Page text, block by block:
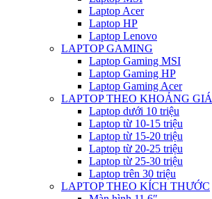
Laptop Acer
Laptop HP
Laptop Lenovo
LAPTOP GAMING
Laptop Gaming MSI
Laptop Gaming HP
Laptop Gaming Acer
LAPTOP THEO KHOẢNG GIÁ
Laptop dưới 10 triệu
Laptop từ 10-15 triệu
Laptop từ 15-20 triệu
Laptop từ 20-25 triệu
Laptop từ 25-30 triệu
Laptop trên 30 triệu
LAPTOP THEO KÍCH THƯỚC